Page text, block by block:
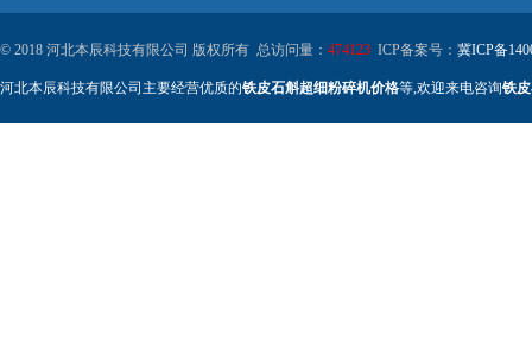
© 2018 河北本辰科技有限公司 版权所有 总访问量： 474123 ICP备案号： 冀ICP备
河北本辰科技有限公司主要经营优质的铁皮石斛超细粉碎机价格等,欢迎来电咨询铁